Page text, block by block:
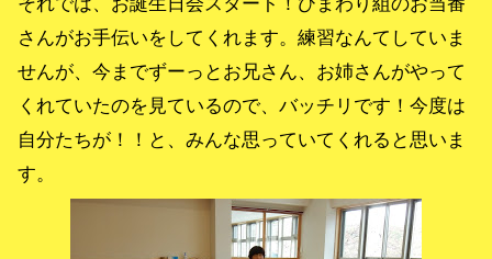
さんがお手伝いをしてくれます。練習なんてしていま
せんが、今までずーっとお兄さん、お姉さんがやって
くれていたのを見ているので、バッチリです！今度は
自分たちが！！と、みんな思っていてくれると思いま
す。